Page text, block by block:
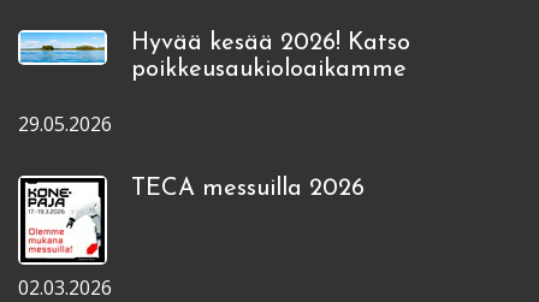
Hyvää kesää 2026! Katso
poikkeusaukioloaikamme
29.05.2026
TECA messuilla 2026
02.03.2026